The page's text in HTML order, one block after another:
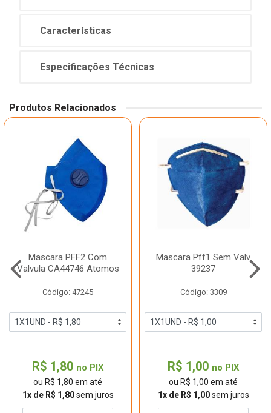
Características
Especificações Técnicas
Produtos Relacionados
Mascara PFF2 Com
Valvula CA44746 Atomos
Código: 47245
R$ 1,80 no PIX
ou R$ 1,80 em até
1x de R$ 1,80sem juros
Mascara Pff1 Sem Valv
39237
Código: 3309
R$ 1,00 no PIX
ou R$ 1,00 em até
1x de R$ 1,00sem juros